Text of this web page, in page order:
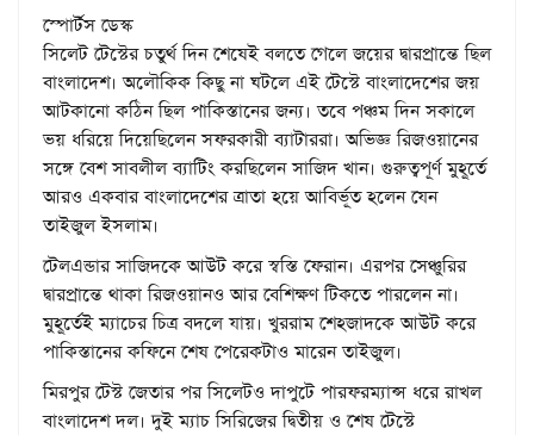
স্পোর্টস ডেস্ক
সিলেট টেস্টের চতুর্থ দিন শেষেই বলতে গেলে জয়ের দ্বারপ্রান্তে ছিল
বাংলাদেশ। অলৌকিক কিছু না ঘটলে এই টেস্টে বাংলাদেশের জয়
আটকানো কঠিন ছিল পাকিস্তানের জন্য। তবে পঞ্চম দিন সকালে
ভয় ধরিয়ে দিয়েছিলেন সফরকারী ব্যাটাররা। অভিজ্ঞ রিজওয়ানের
সঙ্গে বেশ সাবলীল ব্যাটিং করছিলেন সাজিদ খান। গুরুত্বপূর্ণ মুহূর্তে
আরও একবার বাংলাদেশের ত্রাতা হয়ে আবির্ভূত হলেন যেন
তাইজুল ইসলাম।
টেলএন্ডার সাজিদকে আউট করে স্বস্তি ফেরান। এরপর সেঞ্চুরির
দ্বারপ্রান্তে থাকা রিজওয়ানও আর বেশিক্ষণ টিকতে পারলেন না।
মুহূর্তেই ম্যাচের চিত্র বদলে যায়। খুররাম শেহজাদকে আউট করে
পাকিস্তানের কফিনে শেষ পেরেকটাও মারেন তাইজুল।
মিরপুর টেস্ট জেতার পর সিলেটও দাপুটে পারফরম্যান্স ধরে রাখল
বাংলাদেশ দল। দুই ম্যাচ সিরিজের দ্বিতীয় ও শেষ টেস্টে